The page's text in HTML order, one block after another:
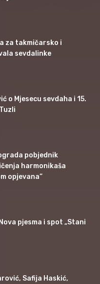
za takmičarsko i
sevdalinke
o Mjesecu sevdaha i 15.
pobjednik
harmonikaša
opjevana“
pjesma i spot „Stani
Safija Haskić,